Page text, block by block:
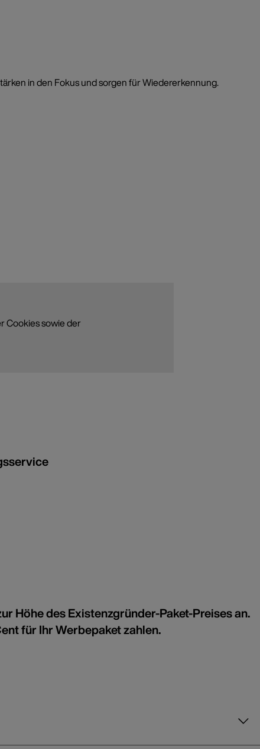
in den Fokus und sorgen für Wiedererkennung.
Cookies sowie der
Höhe des Existenzgründer-Paket-Preises an.
für Ihr Werbepaket zahlen.